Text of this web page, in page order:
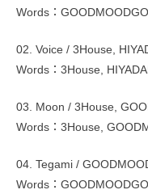
Words：
02. Voice / 3House,
Words：3House,
03. Moon / 3House,
Words：3House,
04. Tegami /
Words：